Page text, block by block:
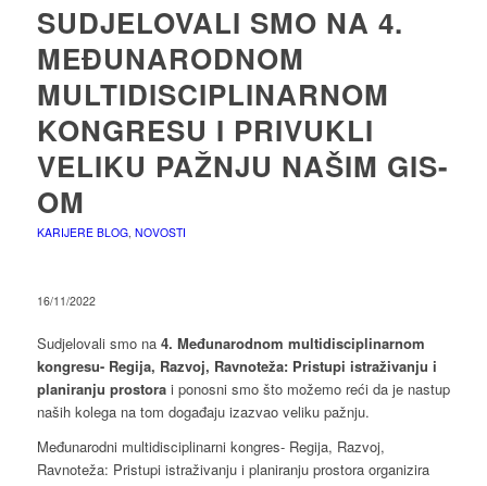
SUDJELOVALI SMO NA 4.
MEĐUNARODNOM
MULTIDISCIPLINARNOM
KONGRESU I PRIVUKLI
VELIKU PAŽNJU NAŠIM GIS-
OM
KARIJERE BLOG, NOVOSTI
16/11/2022
Sudjelovali smo na 4. Međunarodnom multidisciplinarnom
kongresu- Regija, Razvoj, Ravnoteža: Pristupi istraživanju i
planiranju prostorai ponosni smo što možemo reći da je nastup
naših kolega na tom događaju izazvao veliku pažnju.
Međunarodni multidisciplinarni kongres- Regija, Razvoj,
Ravnoteža: Pristupi istraživanju i planiranju prostora organizira